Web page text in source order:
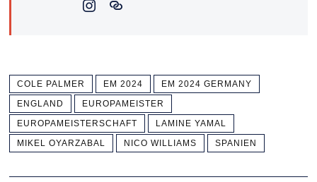
COLE PALMER EM 2024
EM 2024 GERMANY
ENGLAND
EUROPAMEISTER
EUROPAMEISTERSCHAFT
LAMINE YAMAL
MIKEL OYARZABAL
NICO WILLIAMS SPANIEN